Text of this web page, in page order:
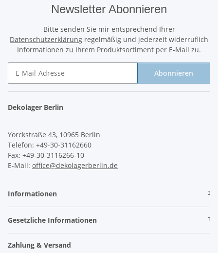
Newsletter Abonnieren
Bitte senden Sie mir entsprechend Ihrer
Datenschutzerklärung regelmäßig und jederzeit widerruflich
Informationen zu Ihrem Produktsortiment per E-Mail zu.
Abonnieren
Dekolager Berlin
Yorckstraße 43, 10965 Berlin
Telefon: +49-30-31162660
Fax: +49-30-3116266-10
E-Mail: office@dekolagerberlin.de
Informationen
Gesetzliche Informationen
Zahlung & Versand